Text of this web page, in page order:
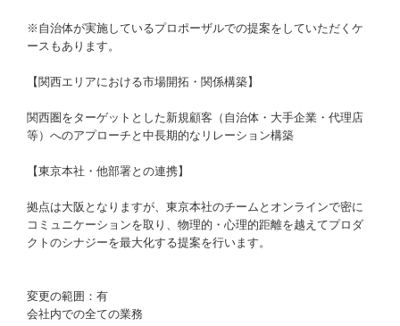
※自治体が実施しているプロポーザルでの提案をしていただくケ
ースもあります。
【関西エリアにおける市場開拓・関係構築】
関西圏をターゲットとした新規顧客（自治体・大手企業・代理店
等）へのアプローチと中長期的なリレーション構築
【東京本社・他部署との連携】
拠点は大阪となりますが、東京本社のチームとオンラインで密に
コミュニケーションを取り、物理的・心理的距離を越えてプロダ
クトのシナジーを最大化する提案を行います。
変更の範囲：有
会社内での全ての業務